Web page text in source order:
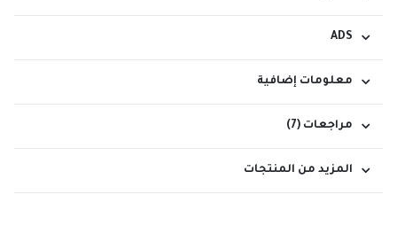
ADS
معلومات إضافية
مراجعات (7)
المزيد من المنتجات